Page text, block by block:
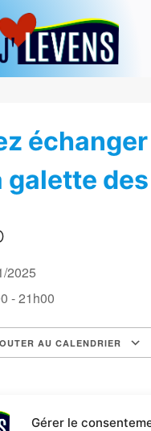
Gérer le
galette
2025
- 21h00
AU CALENDRIER